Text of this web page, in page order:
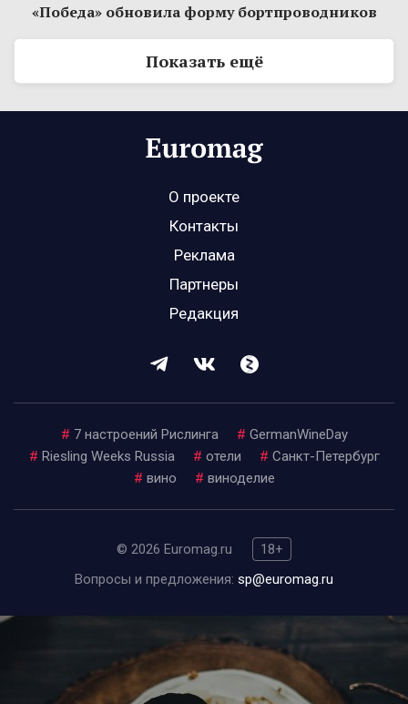
«Победа» обновила форму бортпроводников
Показать ещё
О проекте
Контакты
Реклама
Партнеры
Редакция
# 7 настроений Рислинга # GermanWineDay
# Riesling Weeks Russia # отели # Санкт-Петербург
# вино # виноделие
© 2026 Euromag.ru
18+
Вопросы и предложения: sp@euromag.ru